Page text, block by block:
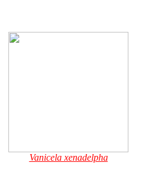
Vanicela xenadelpha